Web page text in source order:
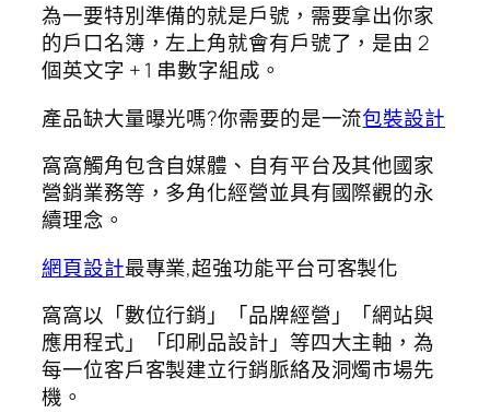
為一要特別準備的就是戶號，需要拿出你家
的戶口名簿，左上角就會有戶號了，是由 2
個英文字 + 1 串數字組成。
產品缺大量曝光嗎?你需要的是一流包裝設計
窩窩觸角包含自媒體、自有平台及其他國家
營銷業務等，多角化經營並具有國際觀的永
續理念。
網頁設計最專業,超強功能平台可客製化
窩窩以「數位行銷」「品牌經營」「網站與
應用程式」「印刷品設計」等四大主軸，為
每一位客戶客製建立行銷脈絡及洞燭市場先
機。